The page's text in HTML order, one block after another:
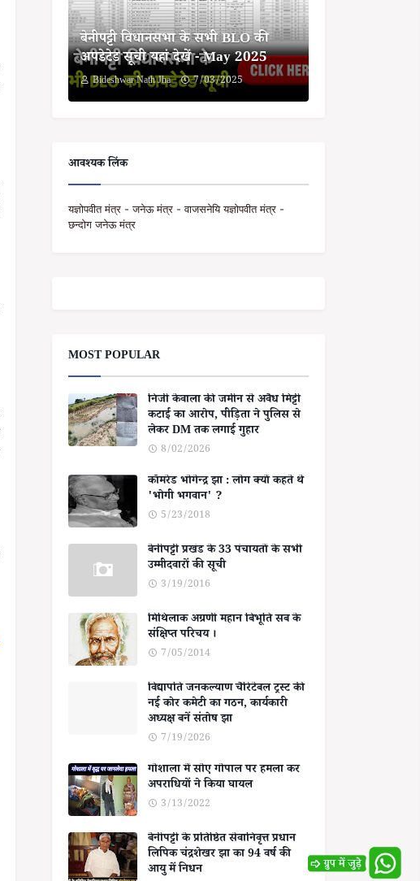
बेनीपट्टी विधानसभा के सभी BLO की
अपडेटेड सूची यहां देखें - May 2025
Bideshwar Nath Jha 7/03/2025
आवश्यक लिंक
यज्ञोपवीत मंत्र - जनेऊ मंत्र - वाजसनेयि यज्ञोपवीत मंत्र -
छन्दोग जनेऊ मंत्र
MOST POPULAR
निजी केवाला की जमीन से अवैध मिट्टी
कटाई का आरोप, पीड़िता ने पुलिस से
लेकर DM तक लगाई गुहार
8/02/2026
कॉमरेड भोगेन्द्र झा : लोग क्यों कहते थे
'भोगी भगवान' ?
5/23/2018
बेनीपट्टी प्रखंड के 33 पंचायतों के सभी
उम्मीदवारों की सूची
3/19/2016
मिथिलाक अग्रणी महान बिभूति सब के
संक्षिप्त परिचय ।
7/05/2014
विद्यापति जनकल्याण चैरिटेबल ट्रस्ट की
नई कोर कमेटी का गठन, कार्यकारी
अध्यक्ष बनें संतोष झा
7/19/2026
गोशाला में सोए गोपाल पर हमला कर
अपराधियों ने किया घायल
3/13/2022
बेनीपट्टी के प्रतिष्ठित सेवानिवृत्त प्रधान
लिपिक चंद्रशेखर झा का 94 वर्ष की
आयु में निधन